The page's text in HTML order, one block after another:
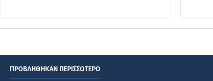
ΠΡΟΒΛΉΘΗΚΑΝ ΠΕΡΙΣΣΌΤΕΡΟ